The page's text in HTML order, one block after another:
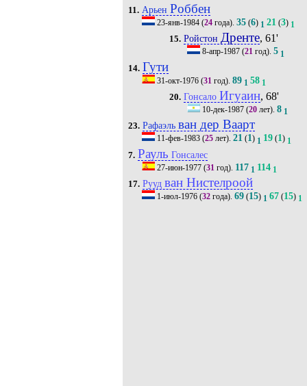
11. Арьен Роббен
23-янв-1984(24года). 35(6) 1 21 (3) 1
15. Ройстон Дренте, 61'
8-апр-1987 (21 год).5 1
14. Гути
31-окт-1976(31 год). 89 1 58 1
20. Гонсало Игуаин, 68'
10-дек-1987 (20 лет).8 1
23. Рафаэль ван дер Ваарт
11-фев-1983(25лет). 21(1) 1 19(1) 1
7. Рауль Гонсалес
27-июн-1977(31 год). 117 1 114 1
17. Рууд ван Нистелроой
1-июл-1976(32года). 69(15) 1 67(15) 1